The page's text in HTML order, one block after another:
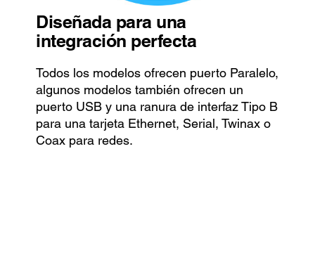
Diseñada para una
integración perfecta
Todos los modelos ofrecen puerto Paralelo,
algunos modelos también ofrecen un
puerto USB y una ranura de interfaz Tipo B
para una tarjeta Ethernet, Serial, Twinax o
Coax para redes.